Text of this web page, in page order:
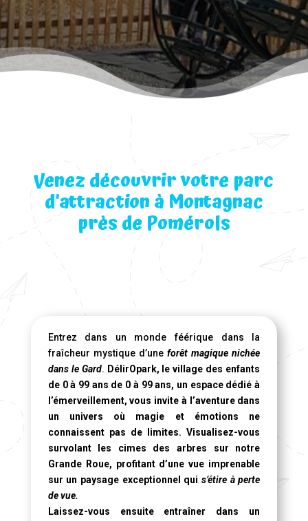
Venez découvrir votre parc
d’attraction à Montagnac
près de Pomérols
Entrez dans un monde féérique dans la
fraîcheur mystique d’uneforêt magique nichée
dans le Gard. DélirOpark, le village des enfants
de 0 à 99 ans de 0 à 99 ans, un espace dédié à
l’émerveillement, vous invite à l’aventure dans
un univers où magie et émotions ne
connaissent pas de limites. Visualisez-vous
survolant les cimes des arbres sur notre
Grande Roue, profitant d’une vue imprenable
sur un paysage exceptionnel qui s’étire à perte
de vue.
Laissez-vous ensuite entraîner dans un